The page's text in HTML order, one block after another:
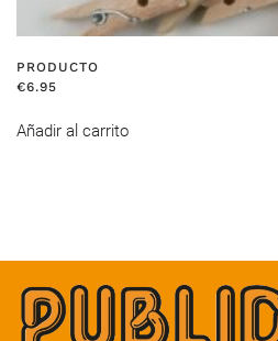
PRODUCTO
€6.95
Añadir al carrito